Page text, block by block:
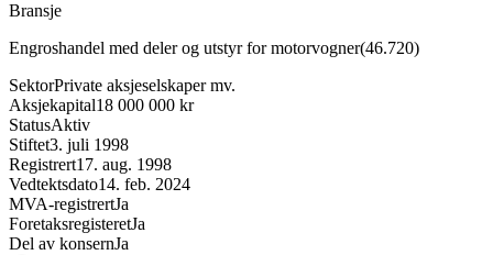
Bransje
Engroshandel med deler og utstyr for motorvogner(46.720)
SektorPrivate aksjeselskaper mv.
Aksjekapital18 000 000 kr
StatusAktiv
Stiftet3. juli 1998
Registrert17. aug. 1998
Vedtektsdato14. feb. 2024
MVA-registrertJa
ForetaksregisteretJa
Del av konsernJa